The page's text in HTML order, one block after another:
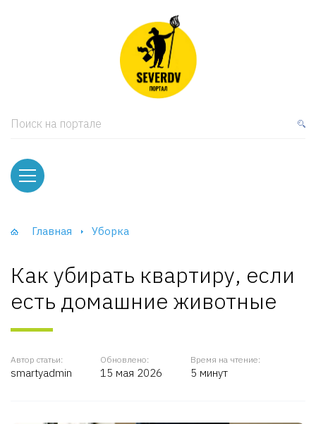
Поиск на портале
Главная Уборка
Как убирать квартиру, если
есть домашние животные
Автор статьи:
smartyadmin
Обновлено:
15 мая 2026
Время на чтение:
5 минут
и тумбы
и Шкафы-Купе